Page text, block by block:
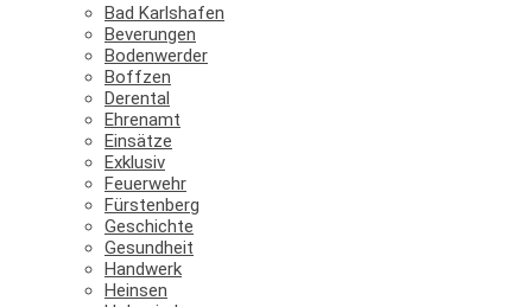
Bad Karlshafen
Beverungen
Bodenwerder
Boffzen
Derental
Ehrenamt
Einsätze
Exklusiv
Feuerwehr
Fürstenberg
Geschichte
Gesundheit
Handwerk
Heinsen